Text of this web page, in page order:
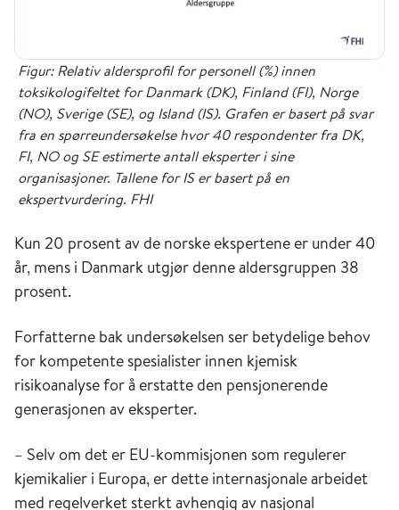
Figur: Relativ aldersprofil for personell (%) innen
toksikologifeltet for Danmark (DK), Finland (FI), Norge
(NO), Sverige (SE), og Island (IS). Grafen er basert på svar
fra en spørreundersøkelse hvor 40 respondenter fra DK,
FI, NO og SE estimerte antall eksperter i sine
organisasjoner. Tallene for IS er basert på en
ekspertvurdering. FHI
Kun 20 prosent av de norske ekspertene er under 40
år, mens i Danmark utgjør denne aldersgruppen 38
prosent.
Forfatterne bak undersøkelsen ser betydelige behov
for kompetente spesialister innen kjemisk
risikoanalyse for å erstatte den pensjonerende
generasjonen av eksperter.
– Selv om det er EU-kommisjonen som regulerer
kjemikalier i Europa, er dette internasjonale arbeidet
med regelverket sterkt avhengig av nasjonal